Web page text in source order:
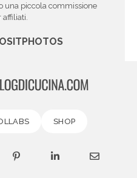
una piccola commissione
SHOP